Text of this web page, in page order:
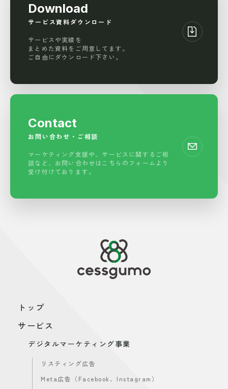
Download
サービス資料ダウンロード
サービスや実績を
まとめた資料をご用意してます。
ご自由にダウンロード下さい。
Contact
お問い合わせ・ご相談
マーケティング支援や、サービスに関する ご相
談など、お問い合わせはこちらの フォームより
受け付けております。
トップ
サービス
デジタルマーケティング事業
リスティング広告
Meta広告（Facebook、Instagram）